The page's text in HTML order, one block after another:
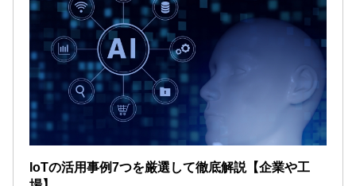
IoTの活用事例7つを厳選して徹底解説【企業や工